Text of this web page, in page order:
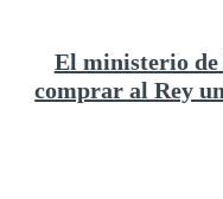
El ministerio de
comprar al Rey